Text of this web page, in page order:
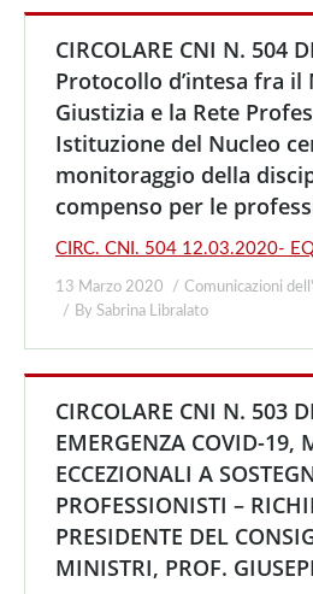
CIRCOLARE CNI N. 504
Protocollo d’intesa fra
Giustizia e la Rete
Istituzione del Nucleo
monitoraggio della
compenso per le
CIRC. CNI. 504 12.03.2020-
13 Marzo 2020
Comunicazioni
By Sabrina Libralato
CIRCOLARE CNI N. 503
EMERGENZA COVID-19,
ECCEZIONALI A
PROFESSIONISTI –
PRESIDENTE DEL
MINISTRI, PROF.